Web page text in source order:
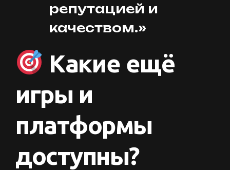
репутацией и
качеством.»
Какие ещё
игры и
платформы
доступны?